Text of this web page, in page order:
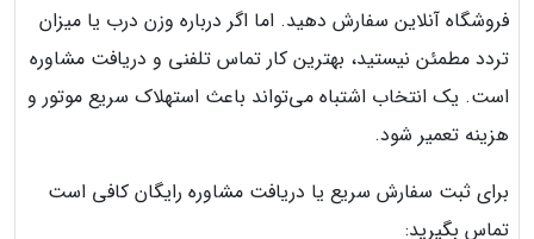
فروشگاه آنلاین سفارش دهید. اما اگر درباره وزن درب یا میزان
تردد مطمئن نیستید، بهترین کار تماس تلفنی و دریافت مشاوره
است. یک انتخاب اشتباه می‌تواند باعث استهلاک سریع موتور و
هزینه تعمیر شود.
برای ثبت سفارش سریع یا دریافت مشاوره رایگان کافی است
تماس بگیرید: